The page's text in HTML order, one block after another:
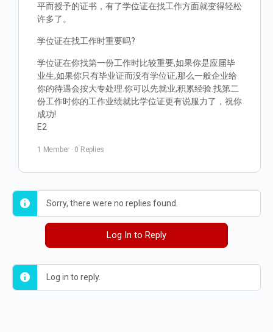
平而授予的证书，有了学位证在找工作方面就变得轻松
许多了。
学位证在找工作时重要吗?
学位证在你找第一份工作时比较重要,如果你是应届毕
业生,如果你只有毕业证而没有学位证,那么一般企业给
你的待遇会按大专处理.你可以先就业,积累经验.找第二
份工作时你的工作业绩就比学位证更有说服力了，祝你
成功!
E2
1 Member · 0 Replies
Sorry, there were no replies found.
Log In to Reply
Log in to reply.